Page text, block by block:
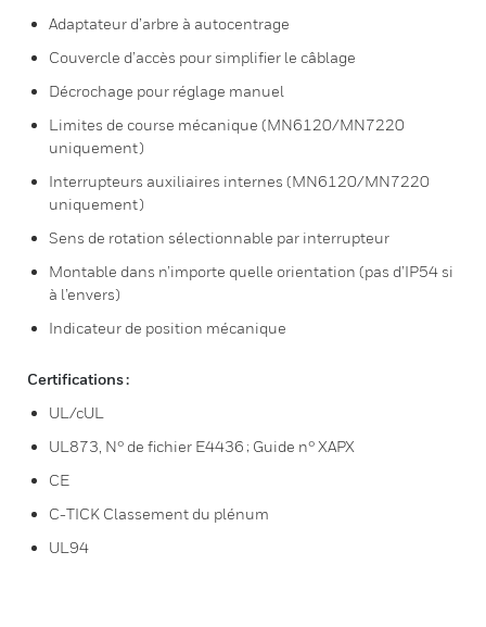
Adaptateur d’arbre à autocentrage
Couvercle d’accès pour simplifier le câblage
Décrochage pour réglage manuel
Limites de course mécanique (MN6120/MN7220
uniquement)
Interrupteurs auxiliaires internes (MN6120/MN7220
uniquement)
Sens de rotation sélectionnable par interrupteur
Montable dans n’importe quelle orientation (pas d’IP54 si
à l’envers)
Indicateur de position mécanique
Certifications :
UL/cUL
UL873, N° de fichier E4436 ; Guide n° XAPX
CE
C-TICK Classement du plénum
UL94